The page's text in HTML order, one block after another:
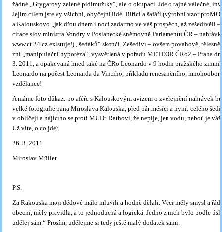
žádné „Grygarovy zelené pidimužíky“, ale o okupaci. Jde o tajné válečné,
Jejím cílem jste vy všichni, obyčejní lidé. Biřici a šafáři (výrobní vzor
a Kalouskovo „jak dřou dnem i nocí zadarmo ve váš prospěch, až zešedivěli –
citace slov ministra Vondry v Poslanecké sněmovně Parlamentu ČR –
www.ct.24.cz existuje!) „šedáků“ skončí. Zešediví – ovšem povahově,
zní „manipulační hypotéza“, vysvětlená v pořadu METEOR ČRo2 – Praha
3. 2011, a opakovaná hned také na ČRo Leonardo v 9 hodin pražského
Leonardo na počest Leonarda da Vinciho, příkladu renesančního,
vzdělance!
A máme foto důkaz: po aféře s Kalouskovým avizem o zveřejnění nahrávek
velké fotografie pana Miroslava Kalouska, před pár měsíci a nyní: celého
v obličeji a hájícího se proti MUDr. Rathovi, že nepije, jen vodu, neboť je
Už víte, o co jde?
26. 3. 2011
Miroslav Müller
P.S.
Za Rakouska moji dědové málo mluvili a hodně dělali. Věci měly smysl a
obecní, měly pravidla, a to jednoduchá a logická. Jedno z nich bylo podle
udělej sám.“ Prosím, udělejme si tedy ještě malý dodatek sami.